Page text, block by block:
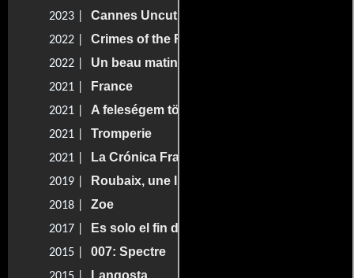
2023 | Cannes Uncut
2022 | Crimes of the Future
2022 | Un beau matin
2021 | France
2021 | A feleségem története
2021 | Tromperie
2021 | La Crónica Francesa
2019 | Roubaix, une lumière
2018 | Zoe
2017 | Es solo el fin del mundo
2015 | 007: Spectre
Langosta